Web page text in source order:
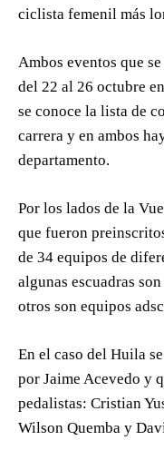
ciclista femenil más
Ambos eventos que
del 22 al 26 octubre
se conoce la lista de
carrera y en ambos
departamento.
Por los lados de la
que fueron
de 34 equipos de
algunas escuadras
otros son equipos
En el caso del Huila
por Jaime Acevedo y
pedalistas: Cristian
Wilson Quemba y